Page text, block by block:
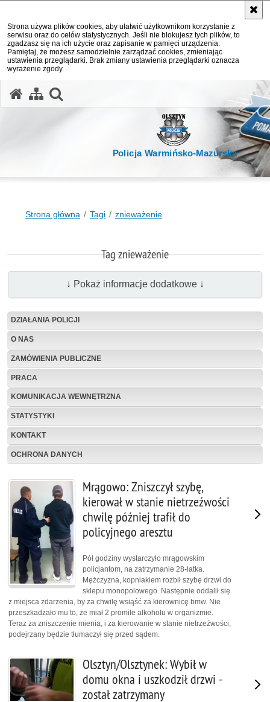
Strona używa plików cookies, aby ułatwić użytkownikom korzystanie z
serwisu oraz do celów statystycznych. Jeśli nie blokujesz tych plików, to
zgadzasz się na ich użycie oraz zapisanie w pamięci urządzenia.
Pamiętaj, że możesz samodzielnie zarządzać cookies, zmieniając
ustawienia przeglądarki. Brak zmiany ustawienia przeglądarki oznacza
wyrażenie zgody.
Policja Warmińsko-Mazurska
Strona główna Tagi znieważenie
Tag znieważenie
↓ Pokaż informacje dodatkowe ↓
DZIAŁANIA POLICJI
O NAS
ZAMÓWIENIA PUBLICZNE
PRACA
KOMUNIKACJA WEWNĘTRZNA
STATYSTYKI
KONTAKT
OCHRONA DANYCH
Mrągowo: Zniszczył szybę,
kierował w stanie nietrzeźwości
chwilę później trafił do
policyjnego aresztu
Pół godziny wystarczyło mrągowskim
policjantom, na zatrzymanie 28-latka.
Mężczyzna, kopniakiem rozbił szybę drzwi do
sklepu monopolowego. Następnie oddalił się
z miejsca zdarzenia, by za chwilę wsiąść za kierownicę bmw. Nie
przeszkadzało mu to, że miał 2 promile alkoholu w organizmie.
Teraz za zniszczenie mienia, i za kierowanie w stanie nietrzeźwości,
podejrzany będzie tłumaczył się przed sądem.
Olsztyn/Olsztynek: Wybił w
domu okna i uszkodził drzwi -
został zatrzymany